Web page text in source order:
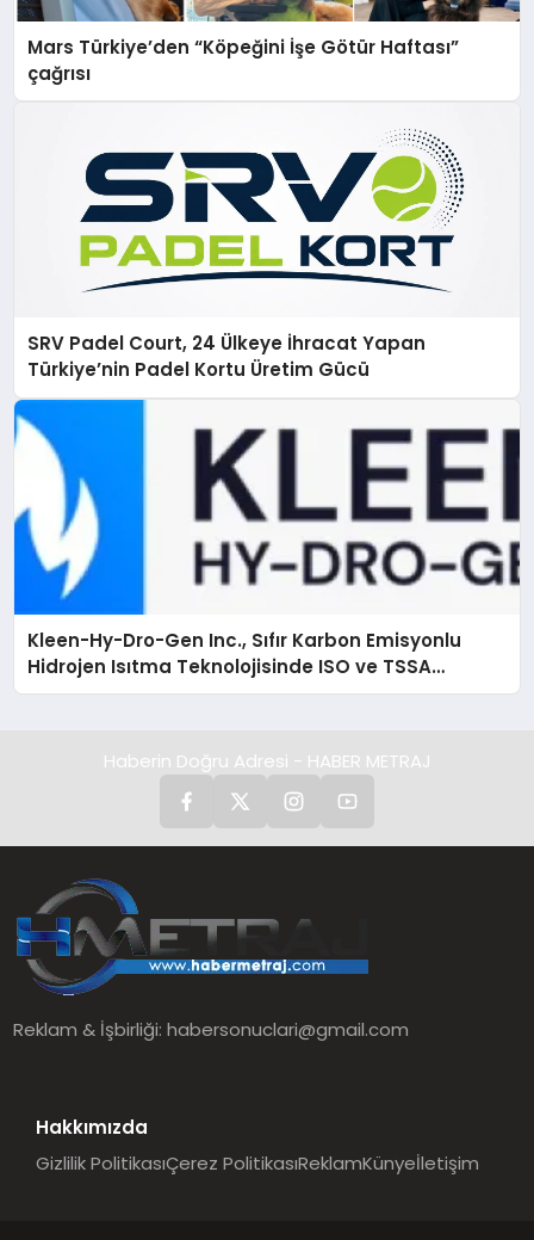
Mars Türkiye’den “Köpeğini İşe Götür Haftası”
çağrısı
SRV Padel Court, 24 Ülkeye İhracat Yapan
Türkiye’nin Padel Kortu Üretim Gücü
Kleen-Hy-Dro-Gen Inc., Sıfır Karbon Emisyonlu
Hidrojen Isıtma Teknolojisinde ISO ve TSSA
Düzenleyici Onaylarını Aldı
Haberin Doğru Adresi - HABER METRAJ
Reklam & İşbirliği:habersonuclari@gmail.com
Hakkımızda
Gizlilik PolitikasıÇerez PolitikasıReklamKünyeİletişim